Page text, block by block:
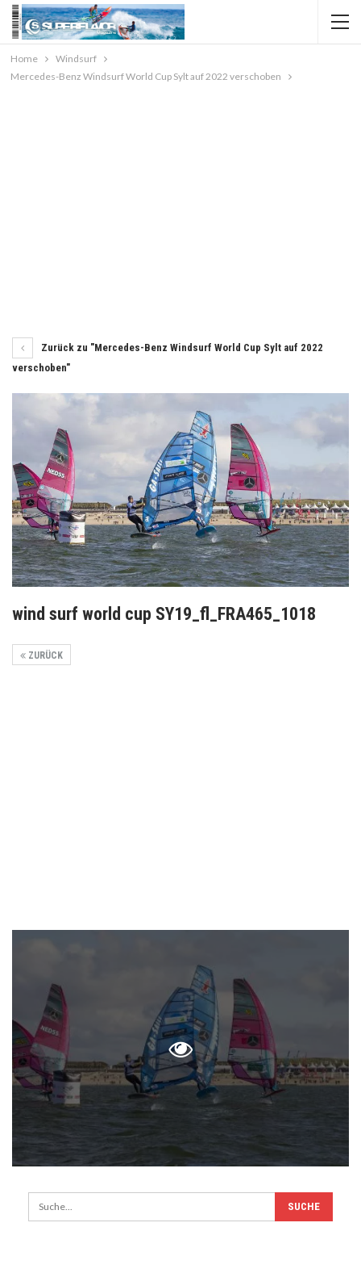
Home
Windsurf
Mercedes-Benz Windsurf World Cup Sylt auf 2022 verschoben
Zurück zu "Mercedes-Benz Windsurf World Cup Sylt auf 2022
verschoben"
wind surf world cup SY19_fl_FRA465_1018
ZURÜCK